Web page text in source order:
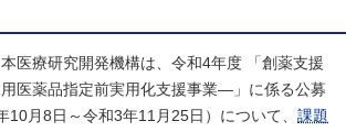
医療研究開発機構は、令和4年度 「創薬支援
医薬品指定前実用化支援事業―」に係る公募
10月8日～令和3年11月25日）について、 課題